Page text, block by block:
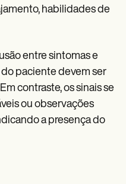
habilidades de
entre sintomas e
paciente devem ser
contraste, os sinais se
ou observações
a presença do